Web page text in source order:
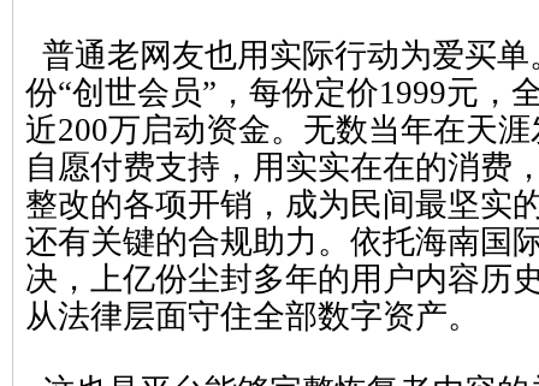
普通老网友也用实际行动为爱买
份“创世会员”，每份定价1999元，
近200万启动资金。无数当年在天
自愿付费支持，用实实在在的消费
整改的各项开销，成为民间最坚实
还有关键的合规助力。依托海南国
决，上亿份尘封多年的用户内容历
从法律层面守住全部数字资产。